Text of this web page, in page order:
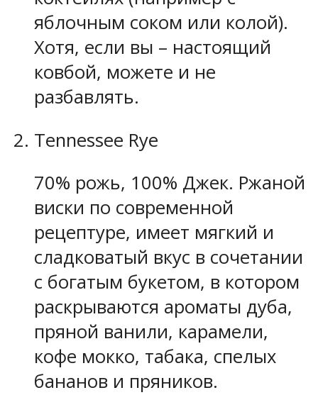
яблочным соком или колой).
Хотя, если вы – настоящий
ковбой, можете и не
разбавлять.
Tennessee Rye
70% рожь, 100% Джек. Ржаной
виски по современной
рецептуре, имеет мягкий и
сладковатый вкус в сочетании
с богатым букетом, в котором
раскрываются ароматы дуба,
пряной ванили, карамели,
кофе мокко, табака, спелых
бананов и пряников.